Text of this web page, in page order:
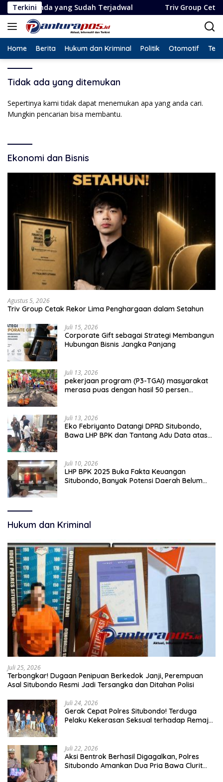
Langsung
ke
konten
Terkini
yang Sudah Terjadwal Triv Group Cetak Rekor
Home Berita Hukum dan Kriminal Politik Otomotif
Tidak ada yang ditemukan
Sepertinya kami tidak dapat menemukan apa yang anda cari.
Mungkin pencarian bisa membantu.
Ekonomi dan Bisnis
Agustus 5, 2026
Triv Group Cetak Rekor Lima Penghargaan dalam Setahun
Juli 15, 2026
Corporate Gift sebagai Strategi Membangun
Hubungan Bisnis Jangka Panjang
Juli 13, 2026
pekerjaan program (P3-TGAI) masyarakat
merasa puas dengan hasil 50 persen
Juli 13, 2026
Eko Febriyanto Datangi DPRD Situbondo,
Bawa LHP BPK dan Tantang Adu Data atas
Juli 10, 2026
LHP BPK 2025 Buka Fakta Keuangan
Situbondo, Banyak Potensi Daerah Belum
Hukum dan Kriminal
Juli 25, 2026
Terbongkar! Dugaan Penipuan Berkedok Janji, Perempuan
Asal Situbondo Resmi Jadi Tersangka dan Ditahan Polisi
Juli 24, 2026
Gerak Cepat Polres Situbondo! Terduga
Pelaku Kekerasan Seksual terhadap Remaja
Juli 22, 2026
Aksi Bentrok Berhasil Digagalkan, Polres
Situbondo Amankan Dua Pria Bawa Clurit